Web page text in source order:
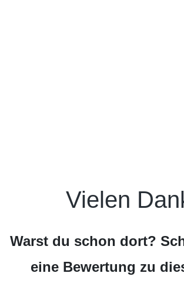
Vielen
Warst du schon dort?
eine Bewertung zu